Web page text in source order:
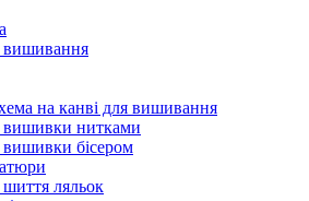
вишивання
на канві для вишивання
вишивки нитками
бісером
ляльок